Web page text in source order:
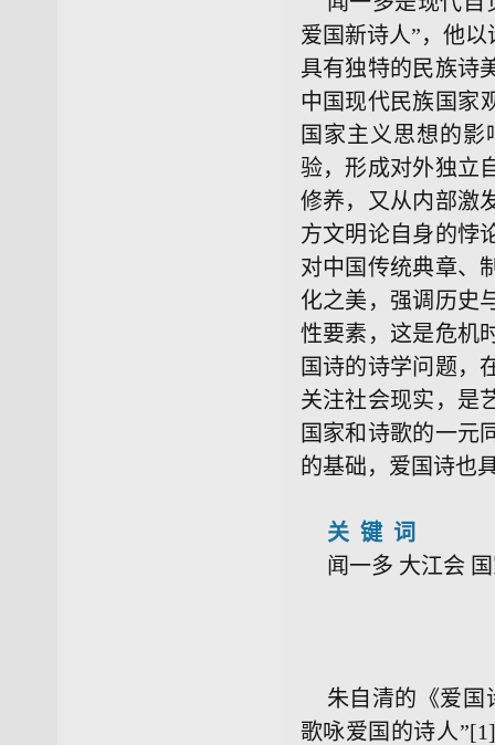
爱国新诗人”，他
具有独特的民族诗
中国现代民族国家
国家主义思想的
验，形成对外独立
修养，又从内部激
方文明论自身的悖
对中国传统典章、
化之美，强调历史
性要素，这是危机
国诗的诗学问题，
关注社会现实，是
国家和诗歌的一元
的基础，爱国诗也
关 键 词
闻一多 大江会
朱自清的《爱国
歌咏爱国的诗人